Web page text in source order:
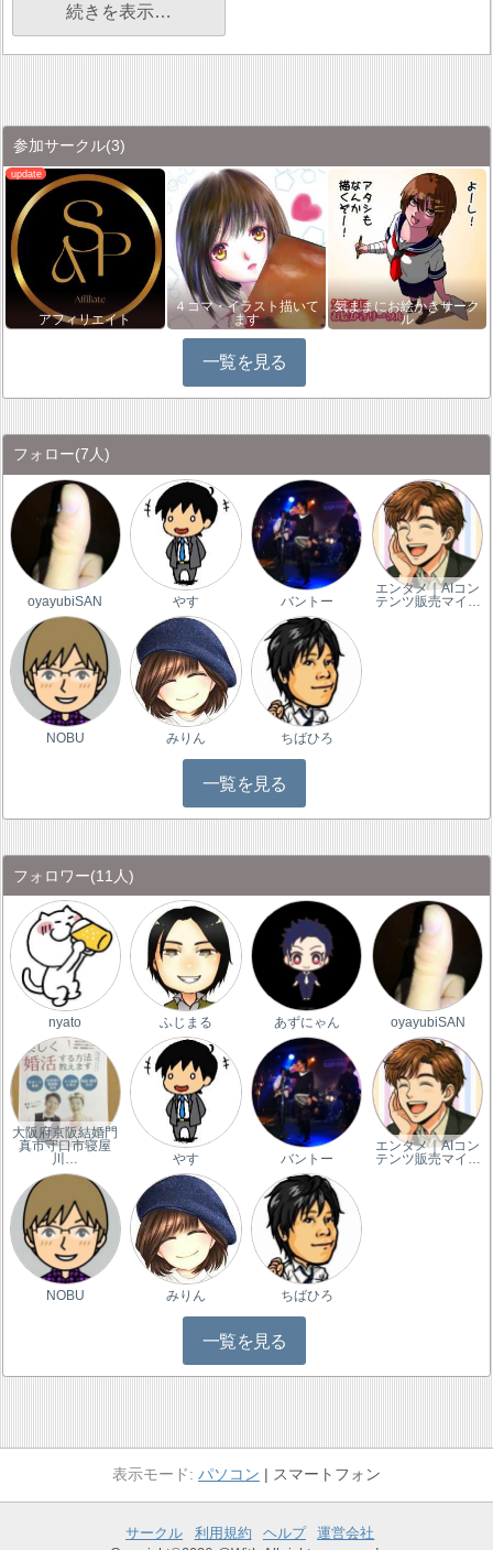
続きを表示…
参加サークル(3)
アフィリエイト
４コマ・イラスト描いて
ます
気ままにお絵かきサーク
ル
一覧を見る
フォロー(7人)
oyayubiSAN やす バントー
エンタメ｜AIコン
テンツ販売マイ…
NOBU みりん ちばひろ
一覧を見る
フォロワー(11人)
nyato ふじまる あずにゃん oyayubiSAN
大阪府京阪結婚門
真市守口市寝屋
川…
やす バントー
エンタメ｜AIコン
テンツ販売マイ…
NOBU みりん ちばひろ
一覧を見る
パソコン スマートフォン
サークル 利用規約 ヘルプ
運営会社